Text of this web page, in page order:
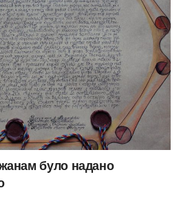
було надано